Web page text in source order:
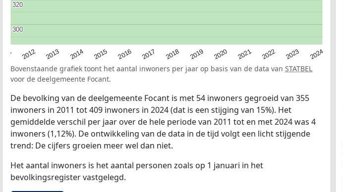
2012 2013 2014 2015 2016 2017 2018 2019 2020 2021 2022 2023 2024
300
300
320
320
Bovenstaande grafiek toont het aantal inwoners per jaar op basis van de data van STATBEL
voor de deelgemeente Focant.
De bevolking van de deelgemeente Focant is met 54 inwoners gegroeid van 355
inwoners in 2011 tot 409 inwoners in 2024 (dat is een stijging van 15%). Het
gemiddelde verschil per jaar over de hele periode van 2011 tot en met 2024 was 4
inwoners (1,12%). De ontwikkeling van de data in de tijd volgt een licht stijgende
trend: De cijfers groeien meer wel dan niet.
Het aantal inwoners is het aantal personen zoals op 1 januari in het
bevolkingsregister vastgelegd.